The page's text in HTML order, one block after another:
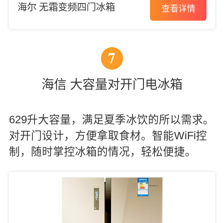
海尔 无霜变频四门冰箱 查看详情
7
海信 大容量对开门电冰箱
629升大容量，满足夏季冰饮的所以需求。
对开门设计，方便拿取食材。智能WiFi控
制，随时掌控冰箱的情况，轻松便捷。